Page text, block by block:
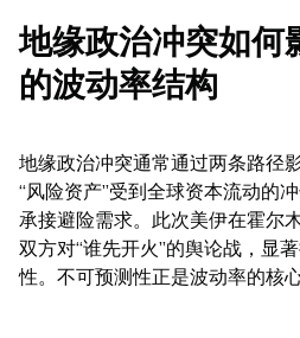
地缘政治冲突如何
的波动率结构
地缘政治冲突通常通过两条路径
“风险资产”受到全球资本流动的
承接避险需求。此次美伊在霍尔
双方对“谁先开火”的舆论战，显
性。不可预测性正是波动率的核